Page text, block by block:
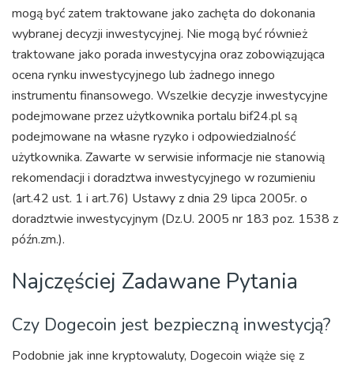
mogą być zatem traktowane jako zachęta do dokonania
wybranej decyzji inwestycyjnej. Nie mogą być również
traktowane jako porada inwestycyjna oraz zobowiązująca
ocena rynku inwestycyjnego lub żadnego innego
instrumentu finansowego. Wszelkie decyzje inwestycyjne
podejmowane przez użytkownika portalu bif24.pl są
podejmowane na własne ryzyko i odpowiedzialność
użytkownika. Zawarte w serwisie informacje nie stanowią
rekomendacji i doradztwa inwestycyjnego w rozumieniu
(art.42 ust. 1 i art.76) Ustawy z dnia 29 lipca 2005r. o
doradztwie inwestycyjnym (Dz.U. 2005 nr 183 poz. 1538 z
późn.zm.).
Najczęściej Zadawane Pytania
Czy Dogecoin jest bezpieczną inwestycją?
Podobnie jak inne kryptowaluty, Dogecoin wiąże się z